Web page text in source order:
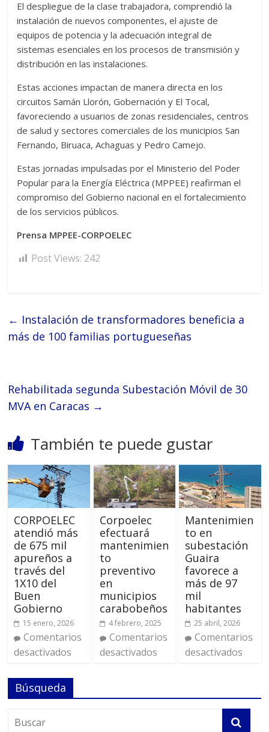
‎‎‎El despliegue de la clase trabajadora, comprendió la
instalación de nuevos componentes, el ajuste de
equipos de potencia y la adecuación integral de
sistemas esenciales en los procesos de transmisión y
distribución en las instalaciones.
‎Estas acciones impactan de manera directa en los
circuitos Samán Llorón, Gobernación y El Tocal,
favoreciendo a usuarios de zonas residenciales, centros
de salud y sectores comerciales de los municipios San
Fernando, Biruaca, Achaguas y Pedro Camejo.
‎‎‎Estas jornadas impulsadas por el Ministerio del Poder
Popular para la Energía Eléctrica (MPPEE) reafirman el
compromiso del Gobierno nacional en el fortalecimiento
de los servicios públicos.
Prensa MPPEE-CORPOELEC
Post Views: 242
← Instalación de transformadores beneficia a
más de 100 familias portugueseñas
Rehabilitada segunda Subestación Móvil de 30
MVA en Caracas →
También te puede gustar
CORPOELEC
atendió más
de 675 mil
apureños a
través del
1X10 del
Buen
Gobierno
15 enero, 2026
Comentarios
desactivados
Corpoelec
efectuará
mantenimien
to
preventivo
en
municipios
carabobeños
4 febrero, 2025
Comentarios
desactivados
Mantenimien
to en
subestación
Guaira
favorece a
más de 97
mil
habitantes
25 abril, 2026
Comentarios
desactivados
Búsqueda